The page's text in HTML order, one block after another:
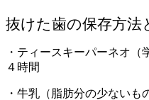
抜けた歯の保存方法
・ティースキーパーネオ
４時間
・牛乳（脂肪